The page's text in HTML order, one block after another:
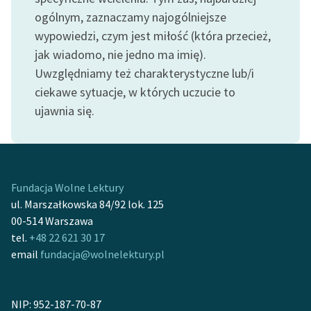
feministycznej
Ręce pełne poezji
Kolekcje edukacyjne
twórców przechodzących
do domeny publicznej,
lektur szkolnych oraz
Szkoła Poezji Wolnych
Lektur
O nas
ogólnym, zaznaczamy najogólniejsze
wypowiedzi, czym jest miłość (która przecież,
jak wiadomo, nie jedno ma imię).
Uwzględniamy też charakterystyczne lub/i
ciekawe sytuacje, w których uczucie to
ujawnia się.
Fundacja Wolne Lektury
ul. Marszałkowska 84/92 lok. 125
00-514 Warszawa
tel. +48 22 621 30 17
email fundacja@wolnelektury.pl
NIP: 952-187-70-87